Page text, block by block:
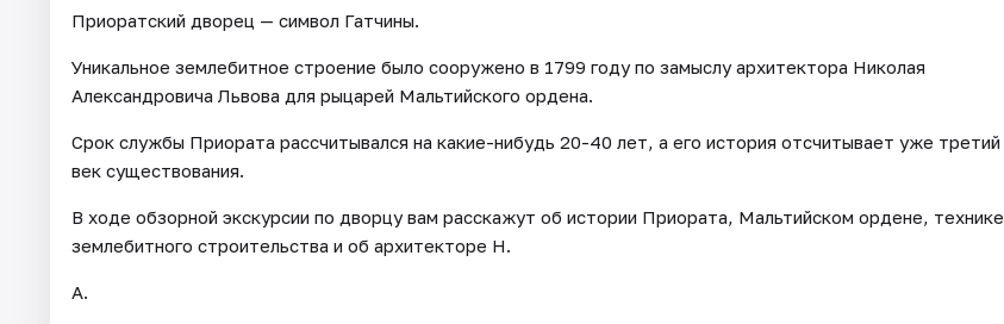
Приоратский дворец — символ Гатчины.
Уникальное землебитное строение было сооружено в 1799 году по замыслу архитектора Николая
Александровича Львова для рыцарей Мальтийского ордена.
Срок службы Приората рассчитывался на какие-нибудь 20-40 лет, а его история отсчитывает уже третий
век существования.
В ходе обзорной экскурсии по дворцу вам расскажут об истории Приората, Мальтийском ордене, технике
землебитного строительства и об архитекторе Н.
А.